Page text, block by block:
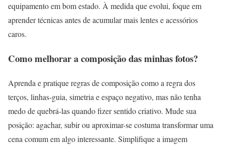
equipamento em bom estado. À medida que evolui, foque em
aprender técnicas antes de acumular mais lentes e acessórios
caros.
Como melhorar a composição das minhas fotos?
Aprenda e pratique regras de composição como a regra dos
terços, linhas-guia, simetria e espaço negativo, mas não tenha
medo de quebrá-las quando fizer sentido criativo. Mude sua
posição: agachar, subir ou aproximar-se costuma transformar uma
cena comum em algo interessante. Simplifique a imagem